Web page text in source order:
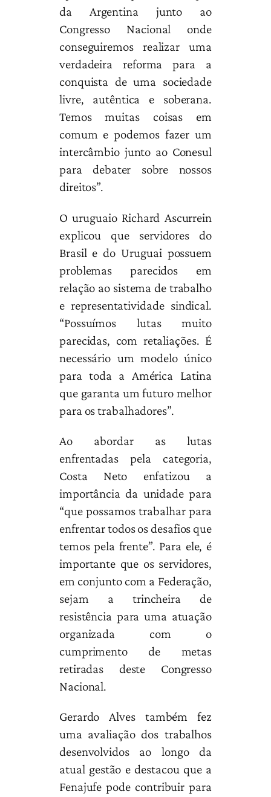
da Argentina junto ao
Congresso Nacional onde
conseguiremos realizar uma
verdadeira reforma para a
conquista de uma sociedade
livre, autêntica e soberana.
Temos muitas coisas em
comum e podemos fazer um
intercâmbio junto ao Conesul
para debater sobre nossos
direitos”.
O uruguaio Richard Ascurrein
explicou que servidores do
Brasil e do Uruguai possuem
problemas parecidos em
relação ao sistema de trabalho
e representatividade sindical.
“Possuímos lutas muito
parecidas, com retaliações. É
necessário um modelo único
para toda a América Latina
que garanta um futuro melhor
para os trabalhadores”.
Ao abordar as lutas
enfrentadas pela categoria,
Costa Neto enfatizou a
importância da unidade para
“que possamos trabalhar para
enfrentar todos os desafios que
temos pela frente”. Para ele, é
importante que os servidores,
em conjunto com a Federação,
sejam a trincheira de
resistência para uma atuação
organizada com o
cumprimento de metas
retiradas deste Congresso
Nacional.
Gerardo Alves também fez
uma avaliação dos trabalhos
desenvolvidos ao longo da
atual gestão e destacou que a
Fenajufe pode contribuir para